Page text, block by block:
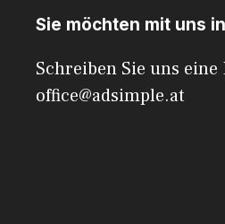
Sie möchten mit uns
Schreiben Sie uns eine
office@adsimple.at